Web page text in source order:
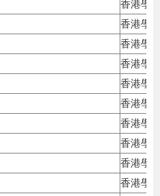
香港學
香港學
香港學
香港學
香港學
香港學
香港學
香港學
香港學
香港學